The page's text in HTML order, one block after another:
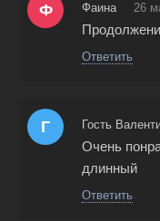
Ф Фаина 26
Ответить
Г Гость
Очень
длинный
Ответить